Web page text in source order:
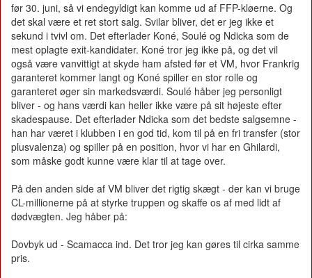
før 30. juni, så vi endegyldigt kan komme ud af FFP-kløerne. Og
det skal være et ret stort salg. Svilar bliver, det er jeg ikke et
sekund i tvivl om. Det efterlader Koné, Soulé og Ndicka som de
mest oplagte exit-kandidater. Koné tror jeg ikke på, og det vil
også være vanvittigt at skyde ham afsted før et VM, hvor Frankrig
garanteret kommer langt og Koné spiller en stor rolle og
garanteret øger sin markedsværdi. Soulé håber jeg personligt
bliver - og hans værdi kan heller ikke være på sit højeste efter
skadespause. Det efterlader Ndicka som det bedste salgsemne -
han har været i klubben i en god tid, kom til på en fri transfer (stor
plusvalenza) og spiller på en position, hvor vi har en Ghilardi,
som måske godt kunne være klar til at tage over.
På den anden side af VM bliver det rigtig skægt - der kan vi bruge
CL-millionerne på at styrke truppen og skaffe os af med lidt af
dødvægten. Jeg håber på:
Dovbyk ud - Scamacca ind. Det tror jeg kan gøres til cirka samme
pris.